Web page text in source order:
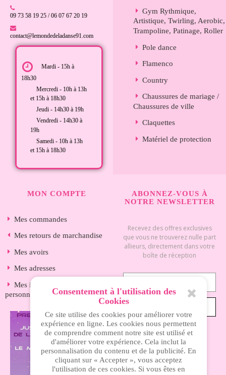
09 73 58 19 25 / 06 07 67 20 19
contact@lemondedeladanse91.com
Mardi - 15h à
18h30
Mercredi - 10h à 13h
et 15h à 18h30
Jeudi - 14h30 à 19h
Vendredi - 14h30 à
19h
Samedi - 10h à 13h
et 15h à 18h30
Gym Rythmique,
Artistique, Twirling, Aerobic,
Trampoline, Patinage, Roller
Pole dance
Flamenco
Country
Chaussures de mariage /
Chaussures de ville
Claquettes
Matériel de protection
MON COMPTE
Mes commandes
Mes retours de marchandise
Mes avoirs
Mes adresses
Mes informations
personnelles
ABONNEZ-VOUS À
NOTRE NEWSLETTER
Recevez des offres exclusives
que vous ne trouverez nulle part
allieurs, directement dans votre
boîte de réception
INFORMATIONS
Consentement à l'utilisation des
Cookies
Ce site utilise des cookies pour améliorer votre
expérience en ligne. Les cookies nous permettent
de comprendre comment notre site est utilisé et
d'améliorer votre expérience. Cela inclut la
personnalisation du contenu et de la publicité. En
cliquant sur « Accepter », vous acceptez
l'utilisation de ces cookies. Si vous êtes en